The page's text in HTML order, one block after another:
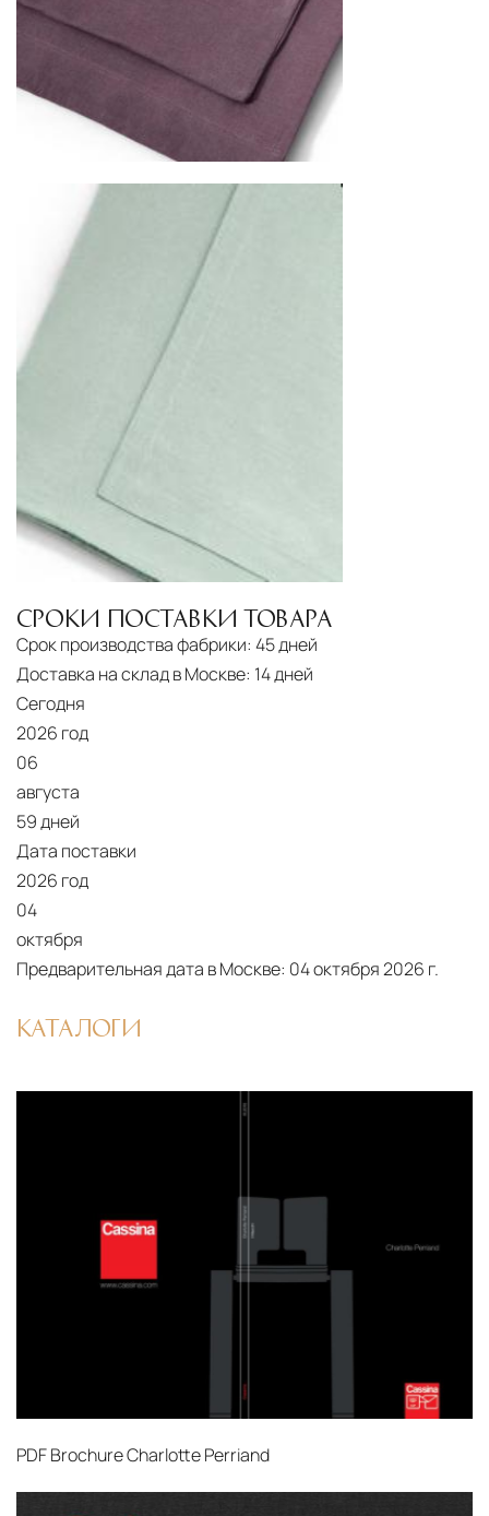
СРОКИ ПОСТАВКИ ТОВАРА
Срок производства фабрики: 45 дней
Доставка на склад в Москве: 14 дней
Сегодня
2026 год
06
августа
59 дней
Дата поставки
2026 год
04
октября
Предварительная дата в Москве: 04 октября 2026 г.
КАТАЛОГИ
PDFBrochure Charlotte Perriand